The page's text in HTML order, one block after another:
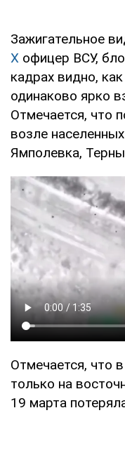
Зажигательное
Х офицер ВСУ,
кадрах видно,
одинаково ярко
Отмечается, что
возле
Ямполевка,
Отмечается, что
только на
19 марта